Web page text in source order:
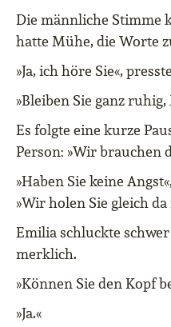
Die männliche Stimme
hatte Mühe, die Worte
»Ja, ich höre Sie«,
»Bleiben Sie ganz ruhig,
Es folgte eine kurze
Person: »Wir brauchen
»Haben Sie keine
»Wir holen Sie gleich da
Emilia schluckte
merklich.
»Können Sie den Kopf
»Ja.«